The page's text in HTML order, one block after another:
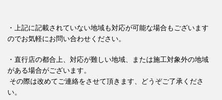
・上記に記載されていない地域も対応が可能な場合もございます
のでお気軽にお問い合わせください。
・直行店の都合上、対応が難しい地域、または施工対象外の地域
がある場合がございます。
その際は改めてご連絡をさせて頂きます、どうぞご了承くださ
い。